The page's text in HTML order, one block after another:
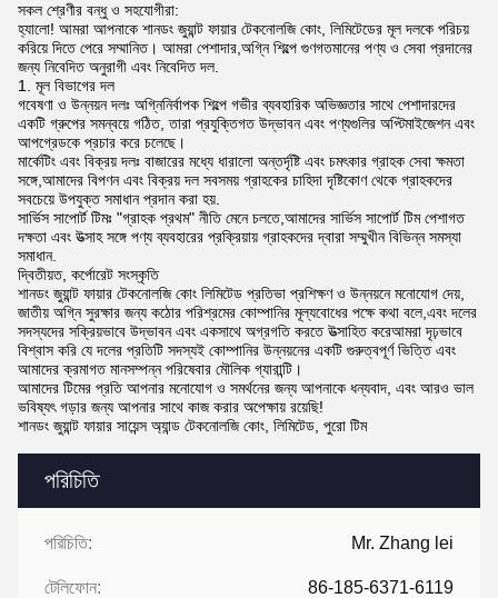
পরিচিতি
পরিচিতি: Mr. Zhang lei
টেলিফোন: 86-185-6371-6119
সকল শ্রেণীর বন্ধু ও সহযোগীরা:
হ্যালো! আমরা আপনাকে শানডং জুয়ান্ট ফায়ার টেকনোলজি কোং, লিমিটেডের মূল দলকে পরিচয়
করিয়ে দিতে পেরে সম্মানিত। আমরা পেশাদার,অগ্নি শিল্পে গুণগতমানের পণ্য ও সেবা প্রদানের
জন্য নিবেদিত অনুরাগী এবং নিবেদিত দল.
1. মূল বিভাগের দল
গবেষণা ও উন্নয়ন দলঃ অগ্নিনির্বাপক শিল্পে গভীর ব্যবহারিক অভিজ্ঞতার সাথে পেশাদারদের
একটি গ্রুপের সমন্বয়ে গঠিত, তারা প্রযুক্তিগত উদ্ভাবন এবং পণ্যগুলির অপ্টিমাইজেশন এবং
আপগ্রেডকে প্রচার করে চলেছে।
মার্কেটিং এবং বিক্রয় দলঃ বাজারের মধ্যে ধারালো অন্তর্দৃষ্টি এবং চমৎকার গ্রাহক সেবা ক্ষমতা
সঙ্গে,আমাদের বিপণন এবং বিক্রয় দল সবসময় গ্রাহকের চাহিদা দৃষ্টিকোণ থেকে গ্রাহকদের
সবচেয়ে উপযুক্ত সমাধান প্রদান করা হয়.
সার্ভিস সাপোর্ট টিমঃ "গ্রাহক প্রথম" নীতি মেনে চলতে,আমাদের সার্ভিস সাপোর্ট টিম পেশাগত
দক্ষতা এবং উত্সাহ সঙ্গে পণ্য ব্যবহারের প্রক্রিয়ায় গ্রাহকদের দ্বারা সম্মুখীন বিভিন্ন সমস্যা
সমাধান.
দ্বিতীয়ত, কর্পোরেট সংস্কৃতি
শানডং জুয়ান্ট ফায়ার টেকনোলজি কোং লিমিটেড প্রতিভা প্রশিক্ষণ ও উন্নয়নে মনোযোগ দেয়,
জাতীয় অগ্নি সুরক্ষার জন্য কঠোর পরিশ্রমের কোম্পানির মূল্যবোধের পক্ষে কথা বলে,এবং দলের
সদস্যদের সক্রিয়ভাবে উদ্ভাবন এবং একসাথে অগ্রগতি করতে উত্সাহিত করেআমরা দৃঢ়ভাবে
বিশ্বাস করি যে দলের প্রতিটি সদস্যই কোম্পানির উন্নয়নের একটি গুরুত্বপূর্ণ ভিত্তি এবং
আমাদের ক্রমাগত মানসম্পন্ন পরিষেবার মৌলিক গ্যারান্টি।
আমাদের টিমের প্রতি আপনার মনোযোগ ও সমর্থনের জন্য আপনাকে ধন্যবাদ, এবং আরও ভাল
ভবিষ্যৎ গড়ার জন্য আপনার সাথে কাজ করার অপেক্ষায় রয়েছি!
শানডং জুয়ান্ট ফায়ার সায়েন্স অ্যান্ড টেকনোলজি কোং, লিমিটেড, পুরো টিম